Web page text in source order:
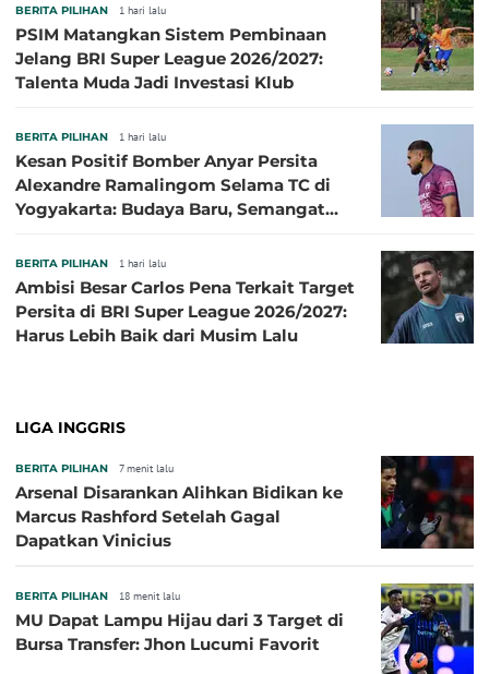
BERITA PILIHAN 1 hari lalu
PSIM Matangkan Sistem Pembinaan
Jelang BRI Super League 2026/2027:
Talenta Muda Jadi Investasi Klub
BERITA PILIHAN 1 hari lalu
Kesan Positif Bomber Anyar Persita
Alexandre Ramalingom Selama TC di
Yogyakarta: Budaya Baru, Semangat
BERITA PILIHAN 1 hari lalu
Ambisi Besar Carlos Pena Terkait Target
Persita di BRI Super League 2026/2027:
Harus Lebih Baik dari Musim Lalu
LIGA INGGRIS
BERITA PILIHAN 7 menit lalu
Arsenal Disarankan Alihkan Bidikan ke
Marcus Rashford Setelah Gagal
Dapatkan Vinicius
BERITA PILIHAN 18 menit lalu
MU Dapat Lampu Hijau dari 3 Target di
Bursa Transfer: Jhon Lucumi Favorit